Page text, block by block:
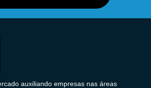
auxiliando empresas nas áreas